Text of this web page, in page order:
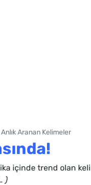
Aranan Kelimeler
içinde trend olan
)